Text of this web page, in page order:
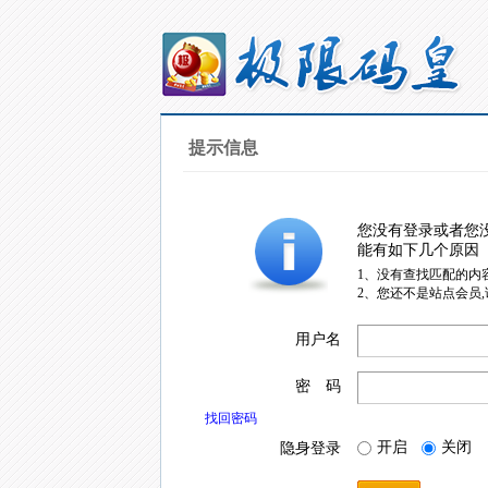
提示信息
您没有登录或者您
能有如下几个原因
1、没有查找匹配的内
2、您还不是站点会员
用户名
密 码
找回密码
隐身登录 开启 关闭